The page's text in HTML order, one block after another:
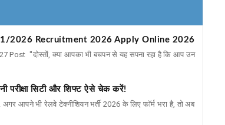
2026 Recruitment 2026 Apply Online 2026
"दोस्तों, क्या आपका भी बचपन से यह सपना रहा है कि आप उन
सिटी और शिफ्ट ऐसे चेक करें!
आपने भी रेलवे टेक्नीशियन भर्ती 2026 के लिए फॉर्म भरा है, तो अब